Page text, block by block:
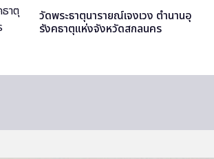
วัดพระธาตุนารายณ์เจงเวง ตำนานอุ
รังคธาตุแห่งจังหวัดสกลนคร